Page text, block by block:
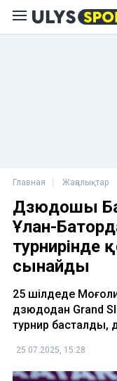
Главная Жаңалықтар
Дзюдошы
Ұлан-
турнирінде
сынайды
25 шілдеде
дзюдодан Grand
турнир басталды,
25.07.2025, 15:28